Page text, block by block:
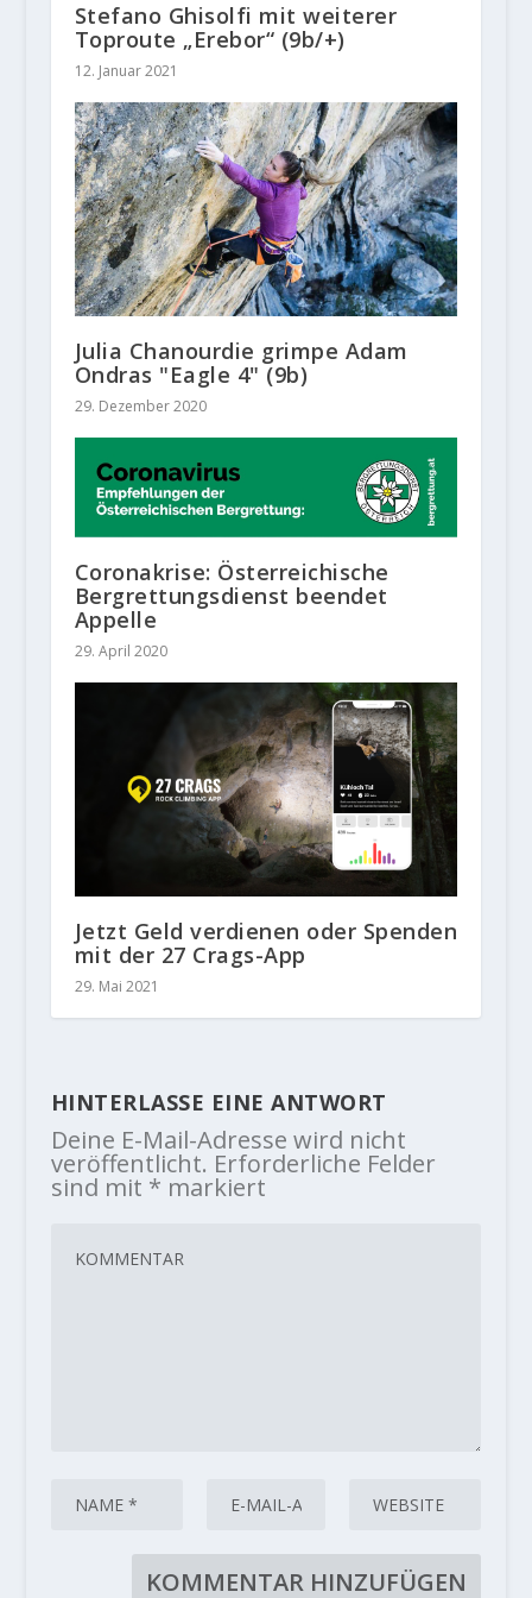
Stefano Ghisolfi mit weiterer
Toproute „Erebor“ (9b/+)
12. Januar 2021
Julia Chanourdie grimpe Adam
Ondras "Eagle 4" (9b)
29. Dezember 2020
Coronakrise: Österreichische
Bergrettungsdienst beendet
Appelle
29. April 2020
Jetzt Geld verdienen oder Spenden
mit der 27 Crags-App
29. Mai 2021
HINTERLASSE EINE ANTWORT
Deine E-Mail-Adresse wird nicht
veröffentlicht. Erforderliche Felder
sind mit * markiert